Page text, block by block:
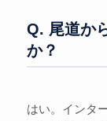
Q. 尾道か
か？
はい。インタ